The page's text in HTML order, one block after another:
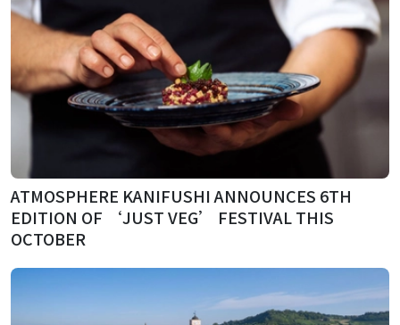
ATMOSPHERE KANIFUSHI ANNOUNCES 6TH
EDITION OF ‘JUST VEG’ FESTIVAL THIS
OCTOBER